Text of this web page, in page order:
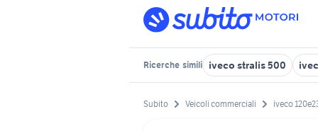
Ricerche simili iveco stralis 500
Subito Veicoli commerciali iveco